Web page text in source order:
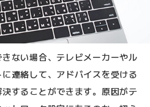
ない場合、テレビメーカーやル
連絡して、アドバイスを受ける
することができます。原因がテ